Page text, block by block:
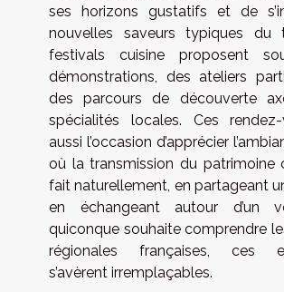
ses horizons gustatifs et de
nouvelles saveurs typiques du
festivals cuisine proposent
démonstrations, des ateliers
des parcours de découverte
spécialités locales. Ces
aussi l’occasion d’apprécier
où la transmission du patrimoine
fait naturellement, en partageant
en échangeant autour d’un
quiconque souhaite comprendre
régionales françaises, ces
s’avèrent irremplaçables.